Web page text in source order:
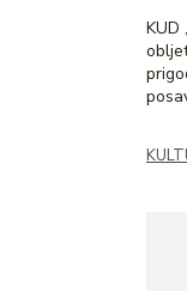
KUD
prigodni